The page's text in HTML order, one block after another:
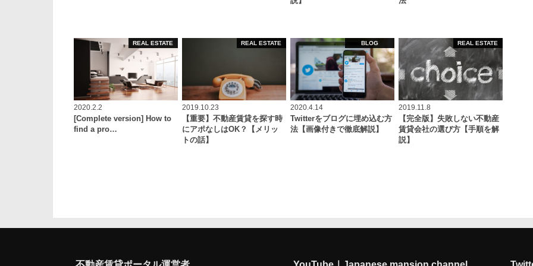
REAL ESTATE
2020.2.2
[Complete version] How to
find a pro…
REAL ESTATE
2019.10.23
【重要】不動産賃貸を探す時
にアポなしはOK？【メリッ
トの話】
BLOG
2020.4.14
Twitterをブログに埋め込む方
法【画像付きで徹底解説】
REAL ESTATE
2019.11.8
【完全版】失敗しない不動産
賃貸会社の選び方【手順を解
説】